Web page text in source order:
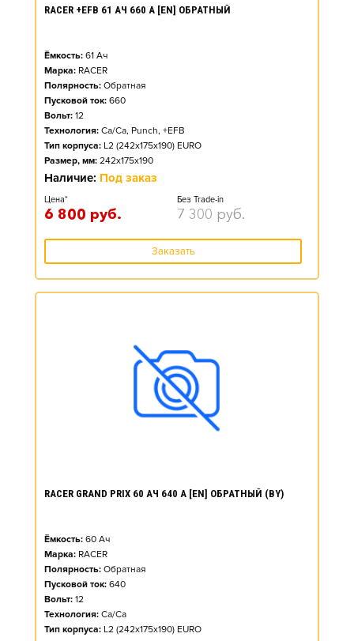
RACER +EFB 61 АЧ 660 А [EN] ОБРАТНЫЙ
Ёмкость: 61 Ач
Марка: RACER
Полярность: Обратная
Пусковой ток: 660
Вольт: 12
Технология: Ca/Ca, Punch, +EFB
Тип корпуса: L2 (242x175x190) EURO
Размер, мм: 242x175x190
Наличие: Под заказ
Цена*
6 800 руб.
Без Trade-in
7 300 руб.
Заказать
RACER GRAND PRIX 60 АЧ 640 А [EN] ОБРАТНЫЙ (BY)
Ёмкость: 60 Ач
Марка: RACER
Полярность: Обратная
Пусковой ток: 640
Вольт: 12
Технология: Ca/Ca
Тип корпуса: L2 (242x175x190) EURO